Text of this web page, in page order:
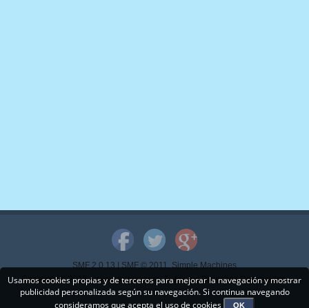
SMF 2.0.13|SMF © 2011,Simple Machines
Copyright © 2015 - www.mispps.com. Todos los Derechos Reservados.
Usamos cookies propias y de terceros para mejorar la navegación y mostrar
publicidad personalizada según su navegación. Si continua navegando
consideramos que acepta el uso de cookies
OK